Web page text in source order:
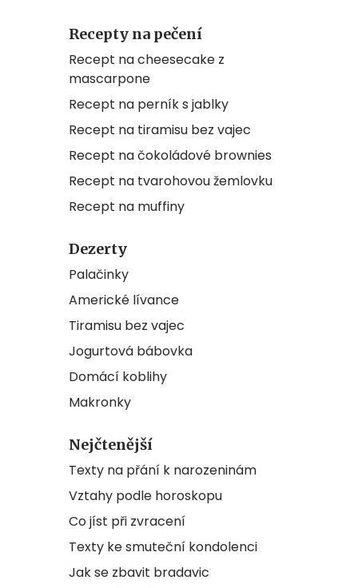
Recepty na pečení
Recept na cheesecake z
mascarpone
Recept na perník s jablky
Recept na tiramisu bez vajec
Recept na čokoládové brownies
Recept na tvarohovou žemlovku
Recept na muffiny
Dezerty
Palačinky
Americké lívance
Tiramisu bez vajec
Jogurtová bábovka
Domácí koblihy
Makronky
Nejčtenější
Texty na přání k narozeninám
Vztahy podle horoskopu
Co jíst při zvracení
Texty ke smuteční kondolenci
Jak se zbavit bradavic